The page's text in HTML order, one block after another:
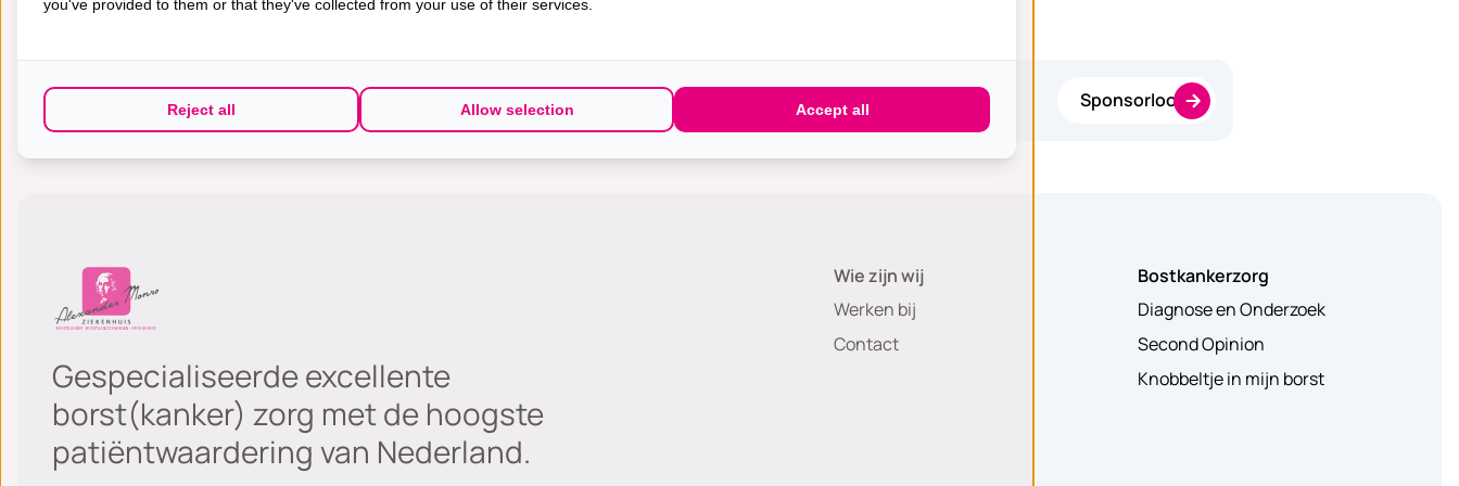
beschikbaar stellen van kennis en data en maximale deelname aan wetenschappelijk onderzoek.
Groepsprogramma Leer Leven & Zo na borstkanker Sponsorloop
Gespecialiseerde excellente
borst(kanker) zorg met de hoogste
patiëntwaardering van Nederland.
Wie zijn wij
Werken bij
Contact
Bostkankerzorg
Diagnose en Onderzoek
Second Opinion
Knobbeltje in mijn borst
you've provided to them or that they've collected from your use of their services.
Reject all Allow selection Accept all